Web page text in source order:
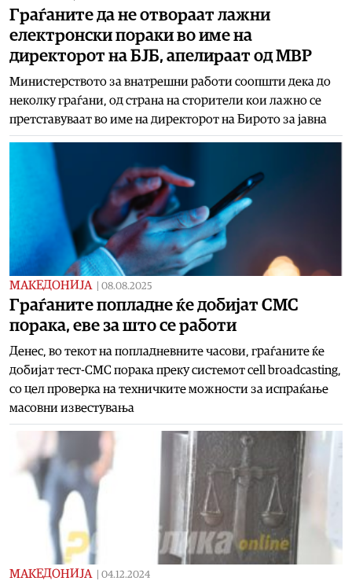
Граѓаните да не отвораат лажни
електронски пораки во име на
директорот на БЈБ, апелираат од МВР
Министерството за внатрешни работи соопшти дека до
неколку граѓани, од страна на сторители кои лажно се
претставуваат во име на директорот на Бирото за јавна
МАКЕДОНИЈА 08.08.2025
Граѓаните попладне ќе добијат СМС
порака, еве за што се работи
Денес, во текот на попладневните часови, граѓаните ќе
добијат тест-СМС порака преку системот cell broadcasting,
со цел проверка на техничките можности за испраќање
масовни известувања
МАКЕДОНИЈА 04.12.2024